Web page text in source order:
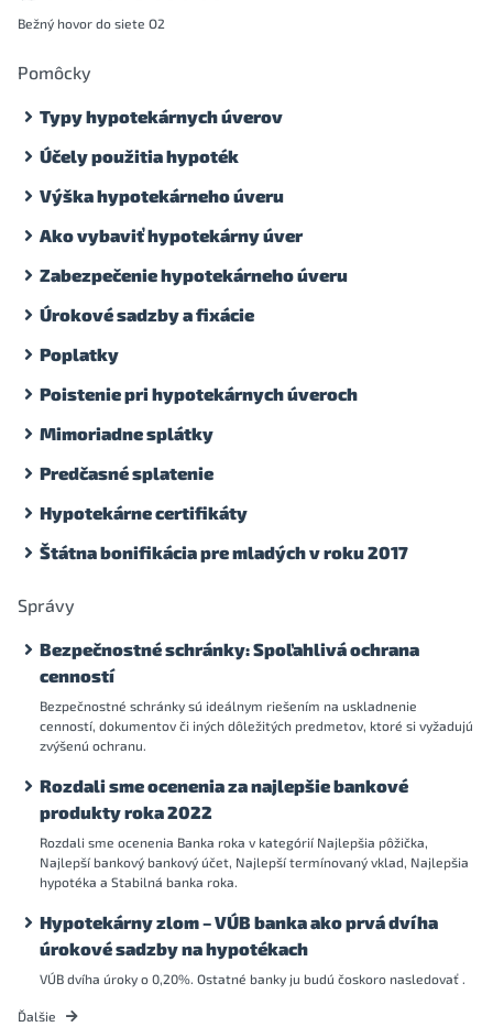
Bežný hovor do siete O2
Pomôcky
Typy hypotekárnych úverov
Účely použitia hypoték
Výška hypotekárneho úveru
Ako vybaviť hypotekárny úver
Zabezpečenie hypotekárneho úveru
Úrokové sadzby a fixácie
Poplatky
Poistenie pri hypotekárnych úveroch
Mimoriadne splátky
Predčasné splatenie
Hypotekárne certifikáty
Štátna bonifikácia pre mladých v roku 2017
Správy
Bezpečnostné schránky: Spoľahlivá ochrana
cenností
Bezpečnostné schránky sú ideálnym riešením na uskladnenie
cenností, dokumentov či iných dôležitých predmetov, ktoré si vyžadujú
zvýšenú ochranu.
Rozdali sme ocenenia za najlepšie bankové
produkty roka 2022
Rozdali sme ocenenia Banka roka v kategórií Najlepšia pôžička,
Najlepší bankový bankový účet, Najlepší termínovaný vklad, Najlepšia
hypotéka a Stabilná banka roka.
Hypotekárny zlom – VÚB banka ako prvá dvíha
úrokové sadzby na hypotékach
VÚB dvíha úroky o 0,20%. Ostatné banky ju budú čoskoro nasledovať .
Ďalšie